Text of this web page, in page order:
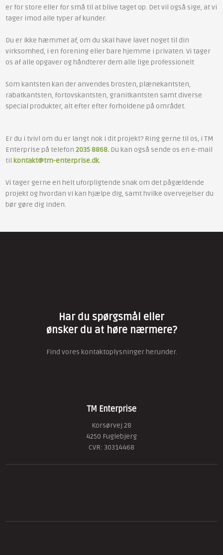
er for store eller for små til at blive taget op. Det vil også sige, at vi
tager imod alle typer af kunder.
Du er ikke hæmmet af, om du skal have lavet noget til din
virksomhed, i en forening eller bare hjemme i privaten. Vi tager
os af alle opgaver og håndterer dem alle lige professionelt
Som kantsten kan der anvendes brosten, plænekantsten,
rabatkantsten, fortovskantsten, granitkantsten samt diverse
special produkter, alt efter efter forholdene på området.
Er du i tvivl om du er langt nok i dit projekt? Ring gerne til os, i TM
Enterprise på telefon 2035 8868. Du kan også sende os en e-mail
til kontakt@tm-enterprise.dk.
Vi tager gerne en helt uforpligtende snak om det pågældende
projekt og hvordan vi kan hjælpe dig, samt hvilke overvejelser du
bør gøre dig inden.
Har du spørgsmål eller
​ønsker du at høre nærmere?
Find vores kontaktoplysninger herunder.
TM Enterprise
Korsørvej 28
4250 Fuglebjerg
​CVR: 30314468